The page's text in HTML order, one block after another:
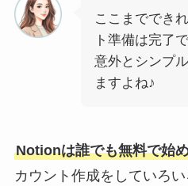
ここまででき
ト準備は完了
意外とシンプ
ますよね♪
Notionは誰でも無料で始
カウント作成をしていろ